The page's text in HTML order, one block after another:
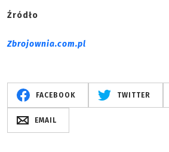
Źródło
Zbrojownia.com.pl
FACEBOOK TWITTER
EMAIL